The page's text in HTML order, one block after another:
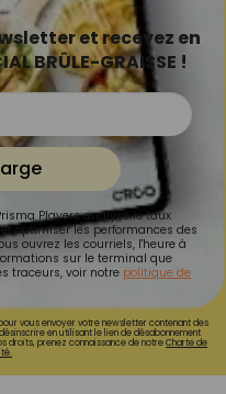
et recevez en
BRÛLE-GRAISSE !
Players analyse le taux
optimiser les performances des
ouvrez les courriels, l'heure à
sur le terminal que
traceurs, voir notre politique de
vous envoyer votre newsletter contenant des
en utilisant le lien de désabonnement
droits, prenez connaissance de notreCharte de